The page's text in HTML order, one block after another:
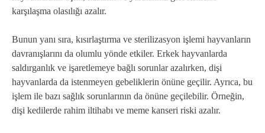
karşılaşma olasılığı azalır.
Bunun yanı sıra, kısırlaştırma ve sterilizasyon işlemi hayvanların
davranışlarını da olumlu yönde etkiler. Erkek hayvanlarda
saldırganlık ve işaretlemeye bağlı sorunlar azalırken, dişi
hayvanlarda da istenmeyen gebeliklerin önüne geçilir. Ayrıca, bu
işlem ile bazı sağlık sorunlarının da önüne geçilebilir. Örneğin,
dişi kedilerde rahim iltihabı ve meme kanseri riski azalır.